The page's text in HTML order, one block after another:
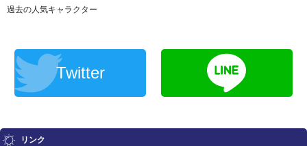
過去の人気キャラクター
Twitter
リンク